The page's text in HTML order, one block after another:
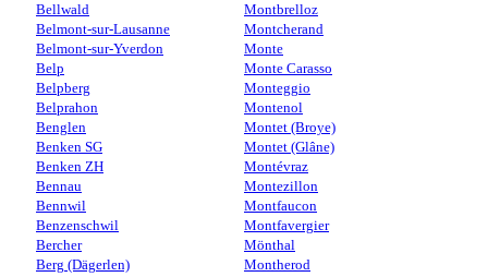
Bellwald
Belmont-sur-Lausanne
Belmont-sur-Yverdon
Belp
Belpberg
Belprahon
Benglen
Benken SG
Benken ZH
Bennau
Bennwil
Benzenschwil
Bercher
Berg (Dägerlen)
Montbrelloz
Montcherand
Monte
Monte Carasso
Monteggio
Montenol
Montet (Broye)
Montet (Glâne)
Montévraz
Montezillon
Montfaucon
Montfavergier
Mönthal
Montherod